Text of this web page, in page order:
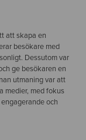
att skapa en
besökare med
Dessutom var
ge besökaren en
utmaning var att
medier, med fokus
och